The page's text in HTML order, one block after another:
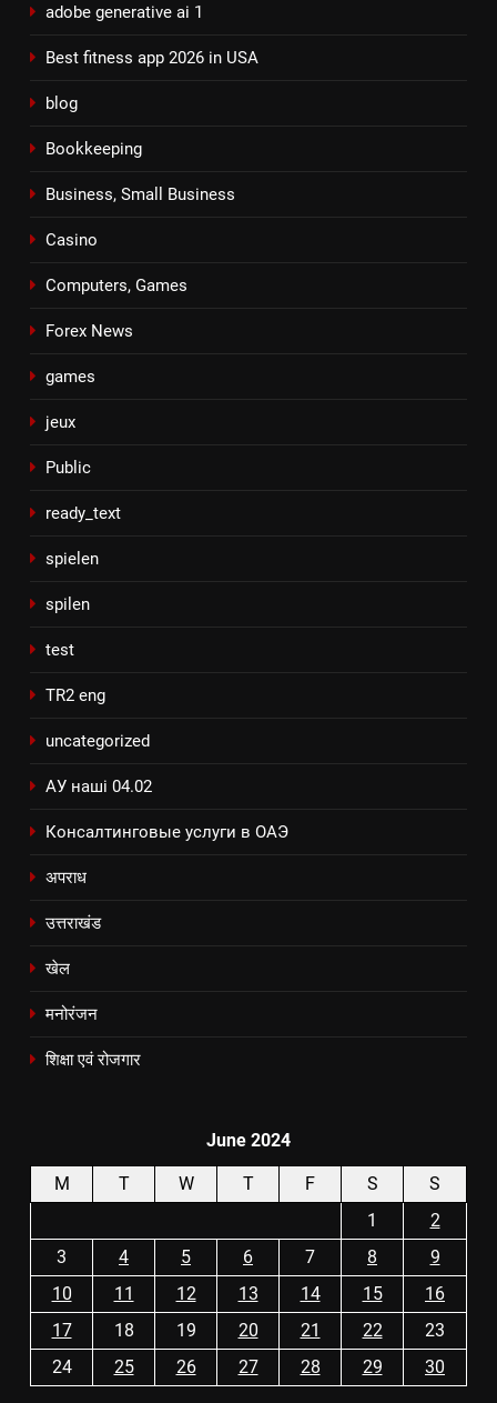
adobe generative ai 1
Best fitness app 2026 in USA
blog
Bookkeeping
Business, Small Business
Casino
Computers, Games
Forex News
games
jeux
Public
ready_text
spielen
spilen
test
TR2 eng
uncategorized
АУ наші 04.02
Консалтинговые услуги в ОАЭ
अपराध
उत्तराखंड
खेल
मनोरंजन
शिक्षा एवं रोजगार
June 2024
M T W T F S
S
1
2
3
4 5 6 7 8
9
10
11 12 13 14 15
16
17
18 19 20 21 22
23
24
25 26 27 28 29 30